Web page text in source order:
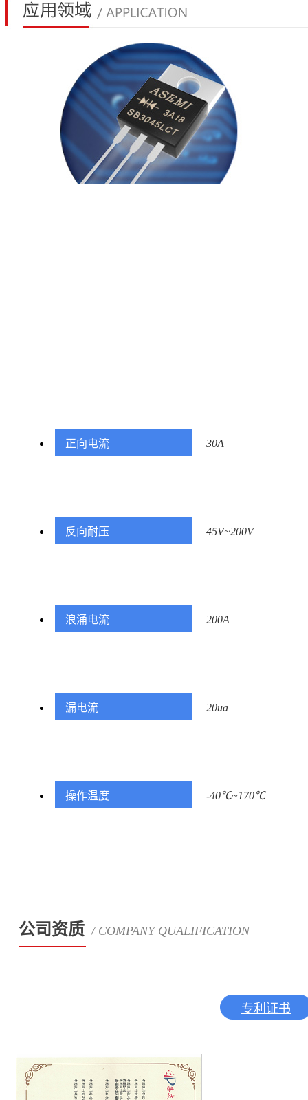
正向电流 30A
反向耐压 45V~200V
浪涌电流 200A
漏电流 20ua
操作温度 -40℃~170℃
公司资质 / COMPANY QUALIFICATION
专利证书